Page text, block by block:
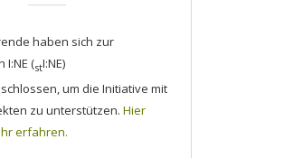
haben sich zur
I:NE (stI:NE)
um die Initiative mit
zu unterstützen. Hier
erfahren.